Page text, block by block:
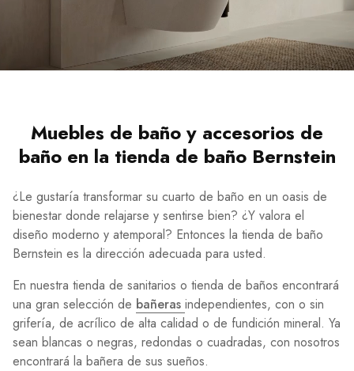
Muebles de baño y accesorios de
baño en la tienda de baño Bernstein
¿Le gustaría transformar su cuarto de baño en un oasis de
bienestar donde relajarse y sentirse bien? ¿Y valora el
diseño moderno y atemporal? Entonces la tienda de baño
Bernstein es la dirección adecuada para usted.
En nuestra tienda de sanitarios o tienda de baños encontrará
una gran selección de bañeras independientes, con o sin
grifería, de acrílico de alta calidad o de fundición mineral. Ya
sean blancas o negras, redondas o cuadradas, con nosotros
encontrará la bañera de sus sueños.